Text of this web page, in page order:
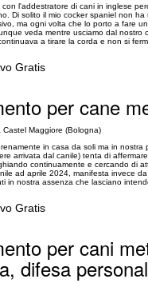
con l'addestratore di cani in inglese
Di solito il mio cocker spaniel non ha
ma ogni volta che lo porto a fare
veda mentre usciamo dal nostro
a tirare la corda e non si
Gratis
per cane
Maggiore (Bologna)
in casa da soli ma in nostra
arrivata dal canile) tenta di
continuamente e cercando di
ad aprile 2024, manifesta invece
in nostra assenza che lasciano
Gratis
per cani
difesa